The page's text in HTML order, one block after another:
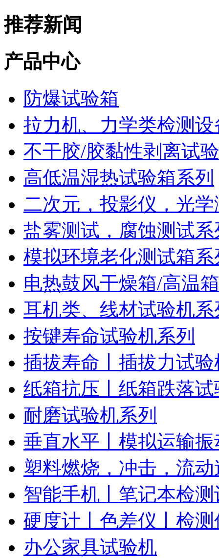
推荐新闻
产品中心
防爆试验箱
拉力机、力学类检测设
不干胶/胶黏性剥离试
高低温湿热试验箱系列
二次元，投影仪，光学
盐雾测试，腐蚀测试系
模拟环境老化测试箱系
电热鼓风干燥箱/高温箱
耳机类、线材试验机系
按键寿命试验机系列
插拔寿命丨插拔力试验
纸箱抗压丨纸箱跌落试
耐磨试验机系列
垂直水平丨模拟运输振
塑料燃烧，冲击，流动
智能手机丨笔记本检测
硬度计丨色差仪丨检测
办公家具试验机